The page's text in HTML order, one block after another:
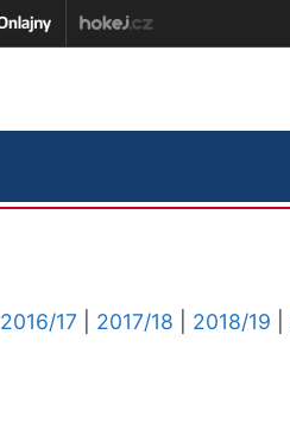
2016/17 2017/18 2018/19